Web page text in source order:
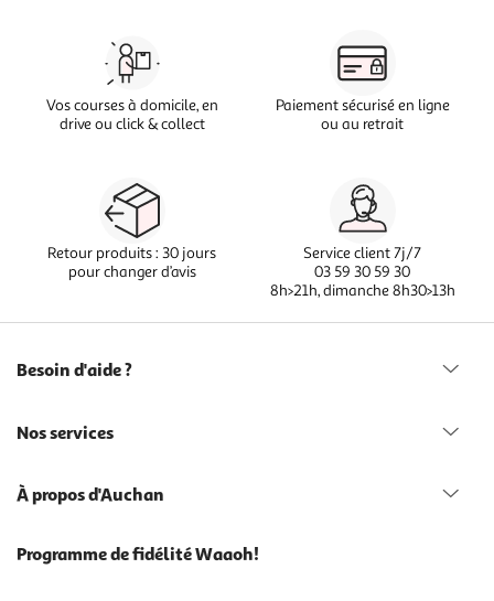
Vos courses à domicile, en
drive ou click & collect
Paiement sécurisé en ligne
ou au retrait
Retour produits : 30 jours
pour changer d’avis
Service client 7j/7
03 59 30 59 30
8h>21h, dimanche 8h30>13h
Besoin d'aide ?
Nos services
À propos d'Auchan
Programme de fidélité Waaoh!